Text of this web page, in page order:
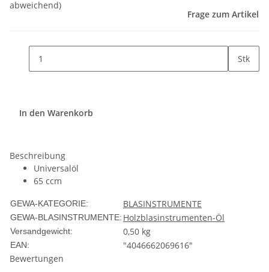
abweichend)
Frage zum Artikel
Stk
In den Warenkorb
Beschreibung
Universalöl
65 ccm
GEWA-KATEGORIE: BLASINSTRUMENTE
GEWA-BLASINSTRUMENTE: Holzblasinstrumenten-Öl
Versandgewicht: 0,50 kg
EAN:
"4046662069616"
Bewertungen